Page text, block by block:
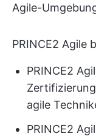
Agile-
PRINCE2 Agile
PRINCE2
agile
PRINCE2